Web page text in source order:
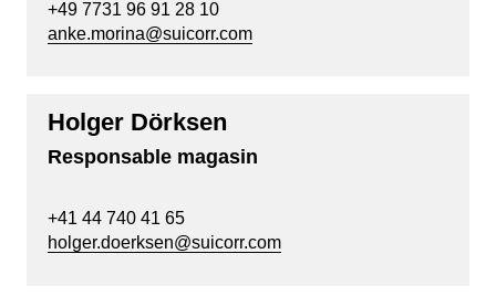
+49 7731 96 91 28 10
anke.morina@suicorr.com
Holger Dörksen
Responsable magasin
+41 44 740 41 65
holger.doerksen@suicorr.com